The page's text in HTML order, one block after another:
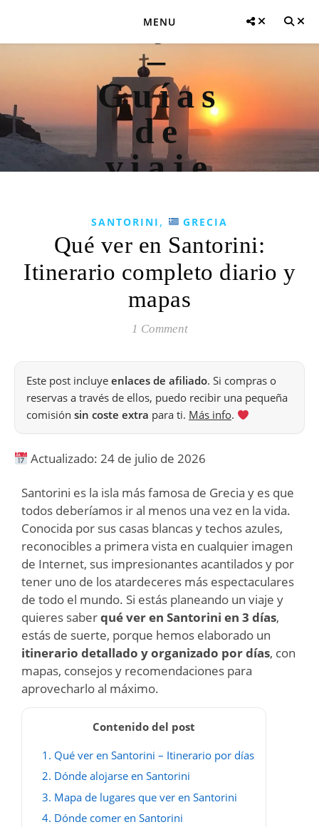
MENU
SANTORINI , GRECIA
Qué ver en Santorini:
Itinerario completo diario y
mapas
1 Comment
Este post incluye enlaces de afiliado. Si compras o
reservas a través de ellos, puedo recibir una pequeña
comisión sin coste extra para ti. Más info.
Actualizado: 24 de julio de 2026
Santorini es la isla más famosa de Grecia y es que
todos deberíamos ir al menos una vez en la vida.
Conocida por sus casas blancas y techos azules,
reconocibles a primera vista en cualquier imagen
de Internet, sus impresionantes acantilados y por
tener uno de los atardeceres más espectaculares
de todo el mundo. Si estás planeando un viaje y
quieres saberqué ver en Santorini en 3 días,
estás de suerte, porque hemos elaborado un
itinerario detallado y organizado por días, con
mapas, consejos y recomendaciones para
aprovecharlo al máximo.
Contenido del post
1. Qué ver en Santorini – Itinerario por días
2. Dónde alojarse en Santorini
3. Mapa de lugares que ver en Santorini
4. Dónde comer en Santorini